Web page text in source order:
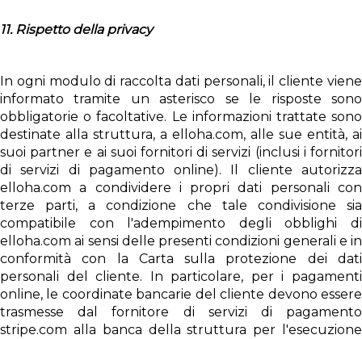
11. Rispetto della privacy
In ogni modulo di raccolta dati personali, il cliente viene
informato tramite un asterisco se le risposte sono
obbligatorie o facoltative. Le informazioni trattate sono
destinate alla struttura, a elloha.com, alle sue entità, ai
suoi partner e ai suoi fornitori di servizi (inclusi i fornitori
di servizi di pagamento online). Il cliente autorizza
elloha.com a condividere i propri dati personali con
terze parti, a condizione che tale condivisione sia
compatibile con l'adempimento degli obblighi di
elloha.com ai sensi delle presenti condizioni generali e in
conformità con la Carta sulla protezione dei dati
personali del cliente. In particolare, per i pagamenti
online, le coordinate bancarie del cliente devono essere
trasmesse dal fornitore di servizi di pagamento
stripe.com alla banca della struttura per l'esecuzione